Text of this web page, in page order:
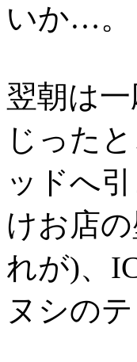
いか…。
翌朝は
じった
ッドへ
けお店
れが)、
ヌシの